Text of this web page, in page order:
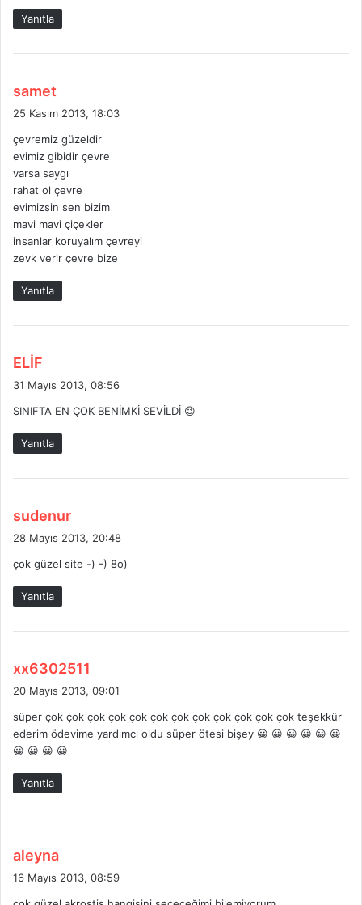
Yanıtla
samet
i
k
i
:
25 Kasım 2013, 18:03
çevremiz güzeldir
evimiz gibidir çevre
varsa saygı
rahat ol çevre
evimizsin sen bizim
mavi mavi çiçekler
insanlar koruyalım çevreyi
zevk verir çevre bize
Yanıtla
ELİF
i
k
i
31 Mayıs 2013, 08:56
SINIFTA EN ÇOK BENİMKİ SEVİLDİ 😉
Yanıtla
sudenur
e
i
28 Mayıs 2013, 20:48
çok güzel site -) -) 8o)
Yanıtla
xx6302511
e
i
k
20 Mayıs 2013, 09:01
süper çok çok çok çok çok çok çok çok çok çok çok çok teşekkür
ederim ödevime yardımcı oldu süper ötesi bişey 😀 😀 😀 😀 😀 😀
😀 😀 😀 😀
Yanıtla
aleyna
e
16 Mayıs 2013, 08:59